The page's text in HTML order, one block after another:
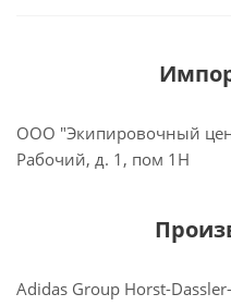
ООО "Экипировочный
Рабочий, д. 1, пом 1Н
Adidas Group Horst-